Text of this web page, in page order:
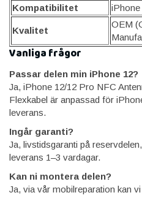
Kompatibilitet
iPhone
Kvalitet
OEM
Vanliga frågor
Passar delen min iPhone 12?
Ja, iPhone 12/12 Pro NFC
Flexkabel är anpassad för
leverans.
Ingår garanti?
Ja, livstidsgaranti på
leverans 1–3 vardagar.
Kan ni montera delen?
Ja, via vår mobilreparation kan